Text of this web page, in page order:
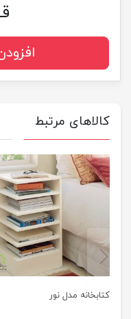
کالاهای مرتبط
کتابخانه مدل نور
previus